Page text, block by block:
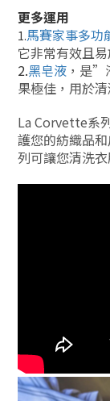
更多運用
1.馬賽家事多功
它非常有效且
2.黑皂液 ，是”
果極佳，用於
La Corvette系
護您的紡織品
列可讓您清洗